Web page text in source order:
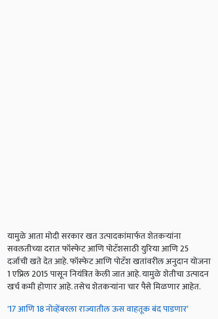
यामुळे आता मोदी सरकार खत उत्पादकांमार्फत शेतकऱ्यांना
सवलतीच्या दरात फॉस्फेट आणि पोटॅशसाठी युरिया आणि 25
दर्जाची खते देत आहे. फॉस्फेट आणि पोटॅश खतांवरील अनुदान योजना
1 एप्रिल 2015 पासून नियंत्रित केली जात आहे. यामुळे शेतीचा उत्पादन
खर्च कमी होणार आहे. तसेच शेतकऱ्यांना चार पैसे मिळणार आहेत.
'17 आणि 18 नोव्हेंबरला राज्यातील ऊस वाहतूक बंद पाडणार'